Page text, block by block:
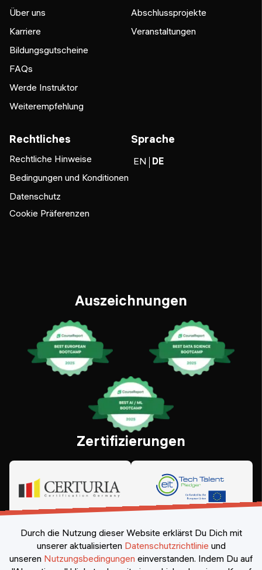
Über uns
Karriere
Bildungsgutscheine
FAQs
Werde Instruktor
Weiterempfehlung
Abschlussprojekte
Veranstaltungen
Rechtliches
Rechtliche Hinweise
Bedingungen und Konditionen
Datenschutz
Cookie Präferenzen
Sprache
EN DE
Auszeichnungen
Zertifizierungen
Durch die Nutzung dieser Website erklärst Du Dich mit
unserer aktualisierten Datenschutzrichtlinie und
unseren Nutzungsbedingungen einverstanden. Indem Du auf